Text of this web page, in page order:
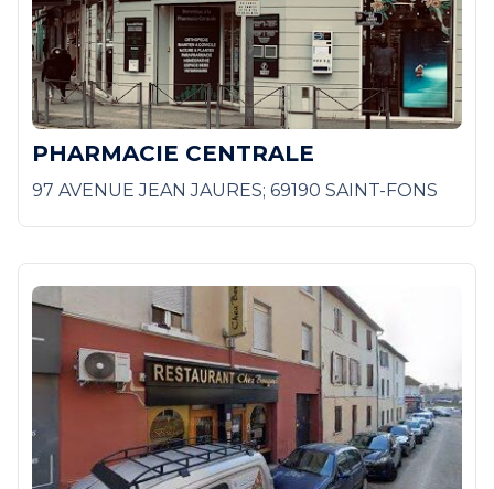
PHARMACIE CENTRALE
97 AVENUE JEAN JAURES; 69190 SAINT-FONS